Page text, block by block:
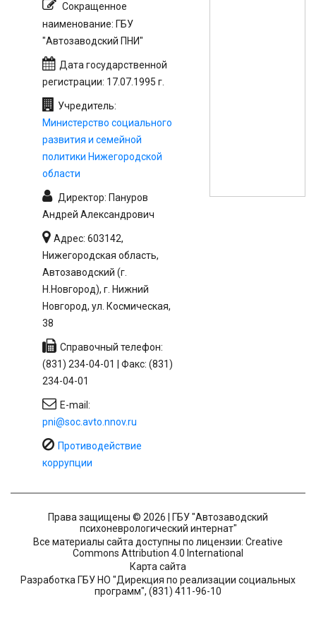
Сокращенное
наименование: ГБУ
"Автозаводский ПНИ"
Дата государственной
регистрации: 17.07.1995 г.
Учредитель:
Министерство социального
развития и семейной
политики Нижегородской
области
Директор: Пануров
Андрей Александрович
Адрес: 603142,
Нижегородская область,
Автозаводский (г.
Н.Новгород), г. Нижний
Новгород, ул. Космическая,
38
Справочный телефон:
(831) 234-04-01 | Факс: (831)
234-04-01
E-mail:
pni@soc.avto.nnov.ru
Противодействие
коррупции
Права защищены © 2026 | ГБУ "Автозаводский
психоневрологический интернат"
Все материалы сайта доступны по лицензии: Creative
Commons Attribution 4.0 International
Карта сайта
Разработка ГБУ НО "Дирекция по реализации социальных
программ", (831) 411-96-10